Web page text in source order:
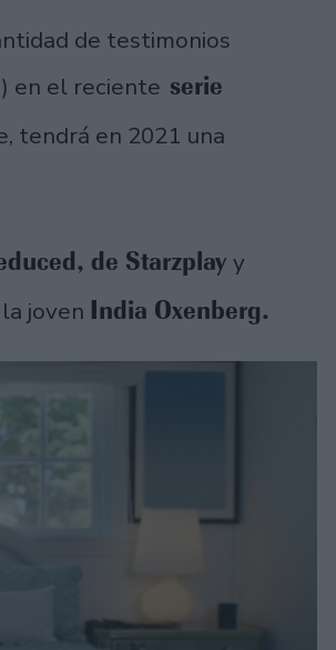
de testimonios
en el reciente serie
tendrá en 2021 una
de Starzplay y
joven India Oxenberg.